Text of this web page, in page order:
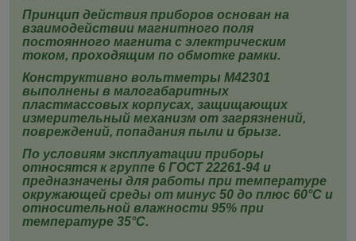
Принцип действия приборов основан на
взаимодействии магнитного поля
постоянного магнита с электрическим
током, проходящим по обмотке рамки.
Конструктивно вольтметры М42301
выполнены в малогабаритных
пластмассовых корпусах, защищающих
измерительный механизм от загрязнений,
повреждений, попадания пыли и брызг.
По условиям эксплуатации приборы
относятся к группе 6 ГОСТ 22261-94 и
предназначены для работы при температуре
окружающей среды от минус 50 до плюс 60°С и
относительной влажности 95% при
температуре 35°С.